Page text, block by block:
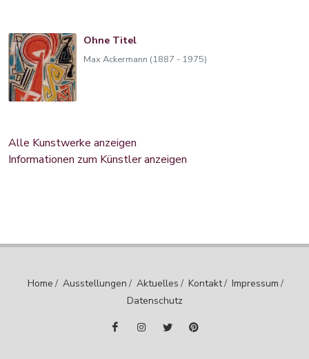
Ohne Titel
Max Ackermann (1887 - 1975)
Alle Kunstwerke anzeigen
Informationen zum Künstler anzeigen
Home / Ausstellungen / Aktuelles / Kontakt/ Impressum /
Datenschutz